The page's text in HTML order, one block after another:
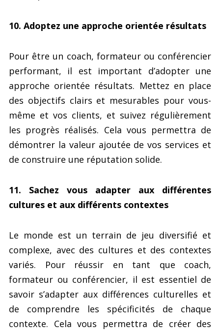
10. Adoptez une approche orientée résultats
Pour être un coach, formateur ou conférencier
performant, il est important d’adopter une
approche orientée résultats. Mettez en place
des objectifs clairs et mesurables pour vous-
même et vos clients, et suivez régulièrement
les progrès réalisés. Cela vous permettra de
démontrer la valeur ajoutée de vos services et
de construire une réputation solide.
11. Sachez vous adapter aux différentes
cultures et aux différents contextes
Le monde est un terrain de jeu diversifié et
complexe, avec des cultures et des contextes
variés. Pour réussir en tant que coach,
formateur ou conférencier, il est essentiel de
savoir s’adapter aux différences culturelles et
de comprendre les spécificités de chaque
contexte. Cela vous permettra de créer des